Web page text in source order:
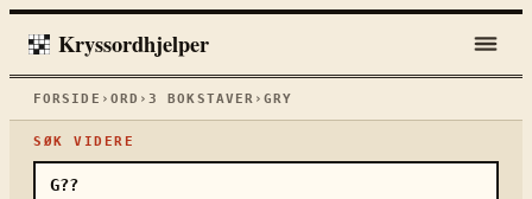
Kryssordhjelper
FORSIDE › ORD ›3 BOKSTAVER ›GRY
SØK VIDERE